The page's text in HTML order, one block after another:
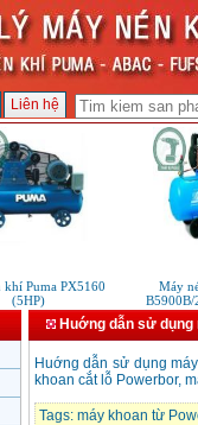
Liên hệ
Puma PX5160
(5HP)
Máy
B5900B/
Huớng dẫn sử
Huớng dẫn sử dụng
khoan cắt lỗ Powerbor,
Tags: máy khoan từ